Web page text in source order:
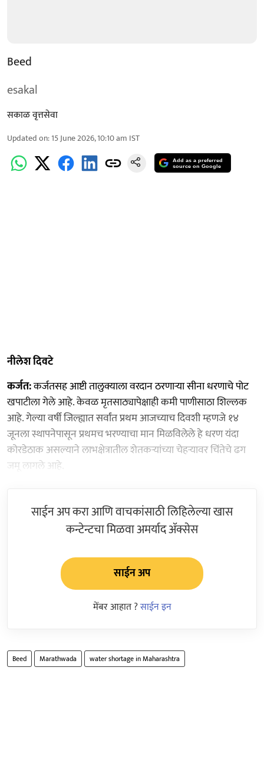
Beed
esakal
सकाळ वृत्तसेवा
Updated on:15 June 2026, 10:10 am IST
Add as a preferred
source on Google
नीलेश दिवटे
कर्जत:कर्जतसह आष्टी तालुक्याला वरदान ठरणाऱ्या सीना धरणाचे पोट
खपाटीला गेले आहे. केवळ मृतसाठ्यापेक्षाही कमी पाणीसाठा शिल्लक
आहे. गेल्या वर्षी जिल्ह्यात सर्वांत प्रथम आजच्याच दिवशी म्हणजे १४
जूनला स्थापनेपासून प्रथमच भरण्याचा मान मिळविलेले हे धरण यंदा
कोरडेठाक असल्याने लाभक्षेत्रातील शेतकऱ्यांच्या चेहऱ्यावर चिंतेचे ढग
जमू लागले आहे.
साईन अप करा आणि वाचकांसाठी लिहिलेल्या खास
कन्टेन्टचा मिळवा अमर्याद ॲक्सेस
साईन अप
मेंबर आहात ?साईन इन
Beed Marathwada water shortage in Maharashtra